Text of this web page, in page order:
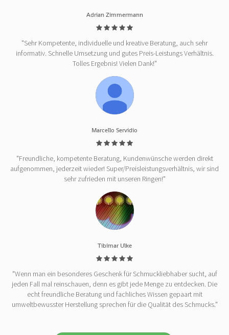
Adrian Zimmermann
"Sehr Kompetente, individuelle und kreative Beratung, auch sehr
informativ. Schnelle Umsetzung und gutes Preis-Leistungs Verhältnis.
Tolles Ergebnis! Vielen Dank!"
Marcello Servidio
"Freundliche, kompetente Beratung, Kundenwünsche werden direkt
aufgenommen, jederzeit wieder! Super/Preisleistungsverhältnis, wir sind
sehr zufrieden mit unseren Ringen!"
Tibimar Ulke
"Wenn man ein besonderes Geschenk für Schmuckliebhaber sucht, auf
jeden Fall mal reinschauen, denn es gibt jede Menge zu entdecken. Die
echt freundliche Beratung und fachliches Wissen gepaart mit
umweltbewusster Herstellung sprechen für die Qualität des Schmucks."